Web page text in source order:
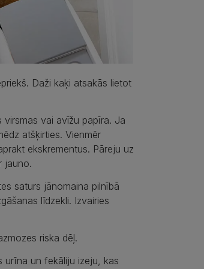
Daži kaķi atsakās lietot
vai avīžu papīra. Ja
atšķirties. Vienmēr
ekskrementus. Pāreju uz
jauno.
saturs jānomaina pilnībā
līdzekli. Izvairies
riska dēļ.
urīna un fekāliju izeju, kas